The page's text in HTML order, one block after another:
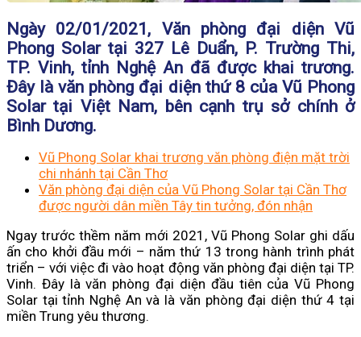
Ngày 02/01/2021, Văn phòng đại diện Vũ
Phong Solar tại 327 Lê Duẩn, P. Trường Thi,
TP. Vinh, tỉnh Nghệ An đã được khai trương.
Đây là văn phòng đại diện thứ 8 của Vũ Phong
Solar tại Việt Nam, bên cạnh trụ sở chính ở
Bình Dương.
Vũ Phong Solar khai trương văn phòng điện mặt trời
chi nhánh tại Cần Thơ
Văn phòng đại diện của Vũ Phong Solar tại Cần Thơ
được người dân miền Tây tin tưởng, đón nhận
Ngay trước thềm năm mới 2021, Vũ Phong Solar ghi dấu
ấn cho khởi đầu mới – năm thứ 13 trong hành trình phát
triển – với việc đi vào hoạt động văn phòng đại diện tại TP.
Vinh. Đây là văn phòng đại diện đầu tiên của Vũ Phong
Solar tại tỉnh Nghệ An và là văn phòng đại diện thứ 4 tại
miền Trung yêu thương.